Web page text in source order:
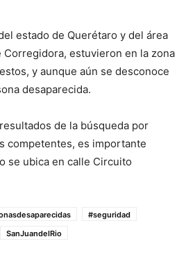
estado de Querétaro y del área
estuvieron en la zona
y aunque aún se desconoce
desaparecida.
de la búsqueda por
competentes, es importante
se ubica en calle Circuito
#seguridad
SanJuandelRio